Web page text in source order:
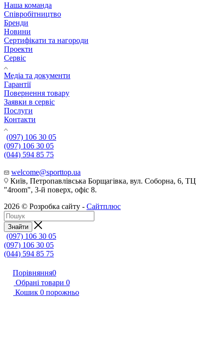
Наша команда
Співробітництво
Бренди
Новини
Сертифікати та нагороди
Проекти
Сервіс
Медіа та документи
Гарантії
Повернення товару
Заявки в сервіс
Послуги
Контакти
(097) 106 30 05
(097) 106 30 05
(044) 594 85 75
welcome@sporttop.ua
Київ, Петропавлівська Борщагівка, вул. Соборна, 6, ТЦ
"4room", 3-й поверх, офіс 8.
2026 © Розробка сайту - Сайтплюс
Знайти
(097) 106 30 05
(097) 106 30 05
(044) 594 85 75
Порівняння0
Обрані товари 0
Кошик 0 порожньо